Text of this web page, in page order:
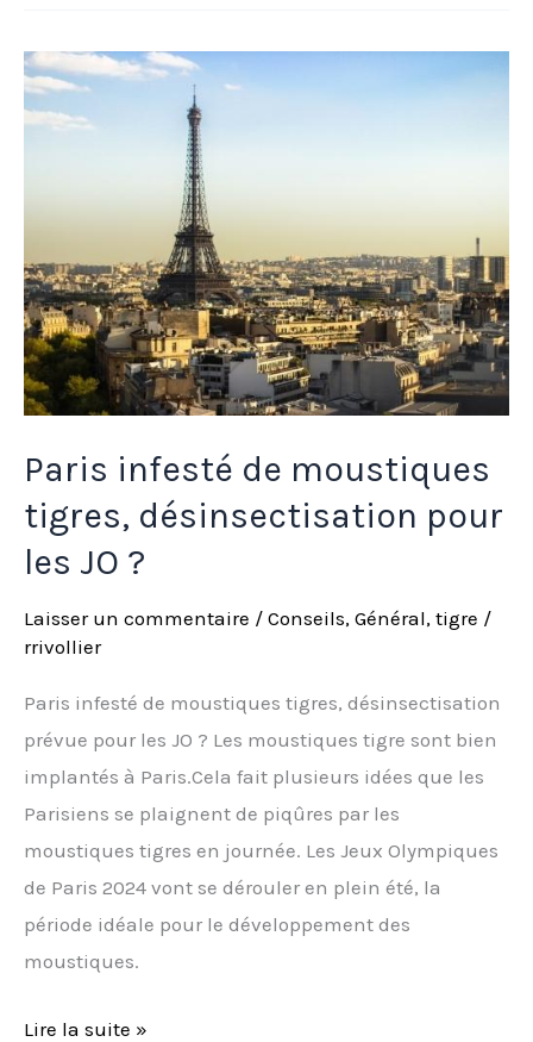
Paris infesté de moustiques
tigres, désinsectisation pour
les JO ?
Laisser un commentaire / Conseils, Général, tigre /
rrivollier
Paris infesté de moustiques tigres, désinsectisation
prévue pour les JO ? Les moustiques tigre sont bien
implantés à Paris.Cela fait plusieurs idées que les
Parisiens se plaignent de piqûres par les
moustiques tigres en journée. Les Jeux Olympiques
de Paris 2024 vont se dérouler en plein été, la
période idéale pour le développement des
moustiques.
Paris
infesté
désinsectisation
pour
les
JO
?
Lire la suite »